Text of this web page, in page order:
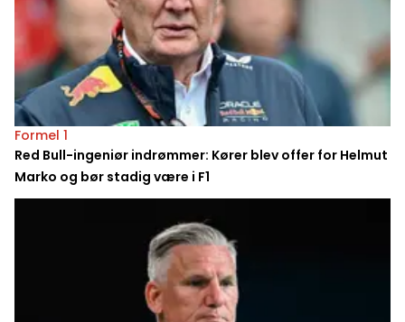
Formel 1
Red Bull-ingeniør indrømmer: Kører blev offer for Helmut
Marko og bør stadig være i F1